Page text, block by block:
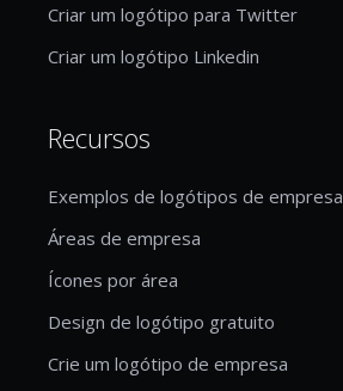
Criar um logótipo para Twitter
Criar um logótipo Linkedin
Recursos
Exemplos de logótipos de empresa
Áreas de empresa
Ícones por área
Design de logótipo gratuito
Crie um logótipo de empresa